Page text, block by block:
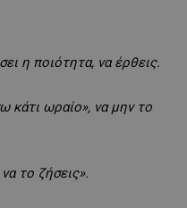
η ποιότητα, να έρθεις.
κάτι ωραίο», να μην το
το ζήσεις».